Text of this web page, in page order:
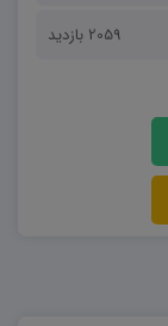
2059 بازدید